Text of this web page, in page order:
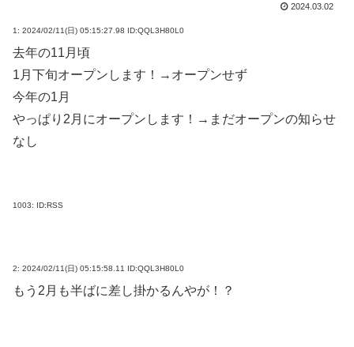
2024.03.02
1: 2024/02/11(日) 05:15:27.98 ID:QQL3H80L0
去年の11月頃
1月下旬オープンします！→オープンせず
今年の1月
やっぱり2月にオープンします！→まだオープンの知らせ
なし
1003: ID:RSS
2: 2024/02/11(日) 05:15:58.11 ID:QQL3H80L0
もう2月も半ばに差し掛かるんやが！？